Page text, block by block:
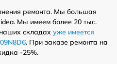
ремонта. Мы большая
Мы имеем более 20 тыс.
складах уже имеется
. При заказе ремонта на
-25%.